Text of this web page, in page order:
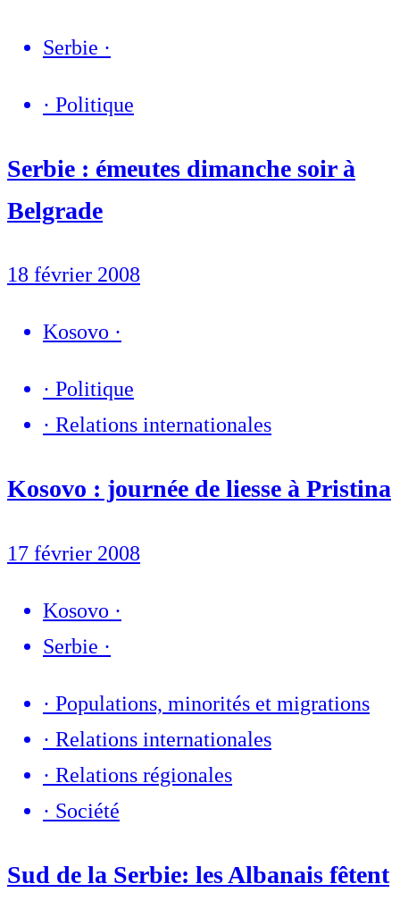
Serbie ·
· Politique
Serbie : émeutes dimanche soir à
Belgrade
18 février 2008
Kosovo ·
· Politique
· Relations internationales
Kosovo : journée de liesse à Pristina
17 février 2008
Kosovo ·
Serbie ·
· Populations, minorités et migrations
· Relations internationales
· Relations régionales
· Société
Sud de la Serbie: les Albanais fêtent